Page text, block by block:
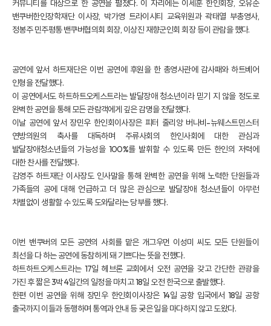
커뮤니티를 대상으로 한 공연을 펼쳤다. 이 자리에는 이세훈 한인회장, 오유순
밴쿠버한인장학재단 이사장, 박가영 트라이시티 교육위원과 곽태열 부총영사,
정봉주 민주평통 밴쿠버협의회 회장, 이상진 재향군인회 회장 등이 관람을 했다.
공연에 앞서 하트재단은 이번 공연에 후원을 한 총영사관에 감사패와 하트베어
인형을 전달했다.
이 공연에서도 하트하트오케스트라는 발달장애 청소년이라 믿기 지 않을 정도로
완벽한 공연을 통해 모든 관람객에게 깊은 감명을 전달했다.
이날 공연에 앞서 장민우 한인회이사장은 피터 줄리앙 버나비-뉴웨스트민스터
연방의원의 축사를 대독하며 주류사회의 한인사회에 대한 관심과
발달장애청소년들의 가능성을 100%를 발휘할 수 있도록 만든 한인의 저력에
대한 찬사를 전달했다.
김영주 하트재단 이사장도 인사말을 통해 완벽한 공연을 위해 노력한 단원들과
가족들의 공에 대해 언급하고 더 많은 관심으로 발달장애 청소년들이 아무런
차별없이 생활할 수 있도록 도와달라는 당부를 했다.
이번 밴쿠버의 모든 공연의 사회를 맡은 개그우먼 이성미 씨도 모든 단원들이
최선을 다 하는 공연에 동참하게 돼 기쁘다는 뜻을 전했다.
하트하트오케스트라는 17일 헤브론 교회에서 오전 공연을 갖고 간단한 관광을
가진 후 짧은 3박 4일간의 일정을 마치고 18일 오전 한국으로 출발했다.
한편 이번 공연을 위해 장민우 한인회이사장은 14일 공항 입국에서 18일 공항
출국까지 이들과 동행하며 통역과 안내 등 궂은 일을 마다하지 않고 도왔다.